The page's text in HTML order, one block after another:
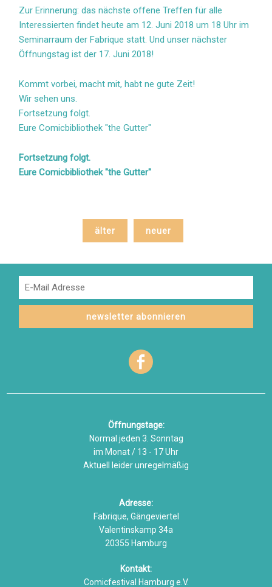
Zur Erinnerung: das nächste offene Treffen für alle
Interessierten findet heute am 12. Juni 2018 um 18 Uhr im
Seminarraum der Fabrique statt. Und unser nächster
Öffnungstag ist der 17. Juni 2018!
Kommt vorbei, macht mit, habt ne gute Zeit!
Wir sehen uns.
Fortsetzung folgt.
Eure Comicbibliothek "the Gutter"
Fortsetzung folgt.
Eure Comicbibliothek "the Gutter"
älter neuer
Öffnungstage:
Normal jeden 3. Sonntag
im Monat / 13 - 17 Uhr
Aktuell leider unregelmäßig
Adresse:
Fabrique, Gängeviertel
Valentinskamp 34a
20355 Hamburg
Kontakt:
Comicfestival Hamburg e.V.